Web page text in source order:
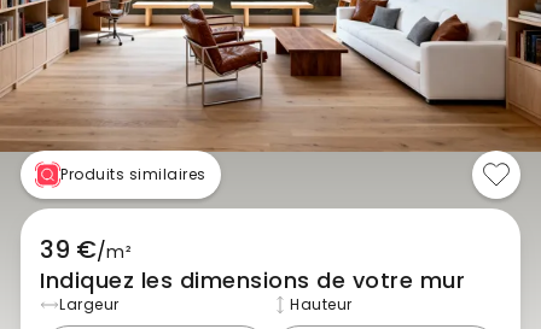
Produits similaires
39 €/m²
Indiquez les dimensions de votre mur
Largeur Hauteur